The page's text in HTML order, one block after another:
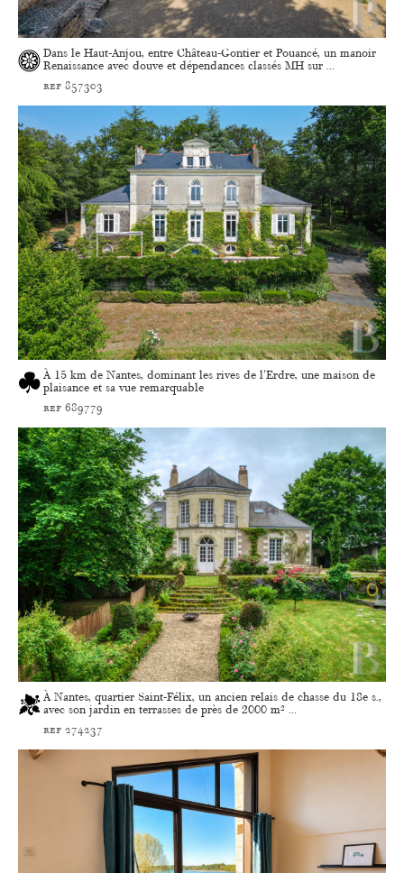
Dans le Haut-Anjou, entre Château-Gontier et Pouancé, un manoir
Renaissance avec douve et dépendances classés MH sur ...
ref 857303
À 15 km de Nantes, dominant les rives de l'Erdre, une maison de
plaisance et sa vue remarquable
ref 689779
À Nantes, quartier Saint-Félix, un ancien relais de chasse du 18e s.,
avec son jardin en terrasses de près de 2000 m² ...
ref 274237